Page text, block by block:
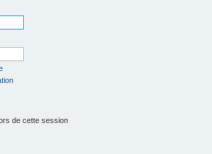
de cette session